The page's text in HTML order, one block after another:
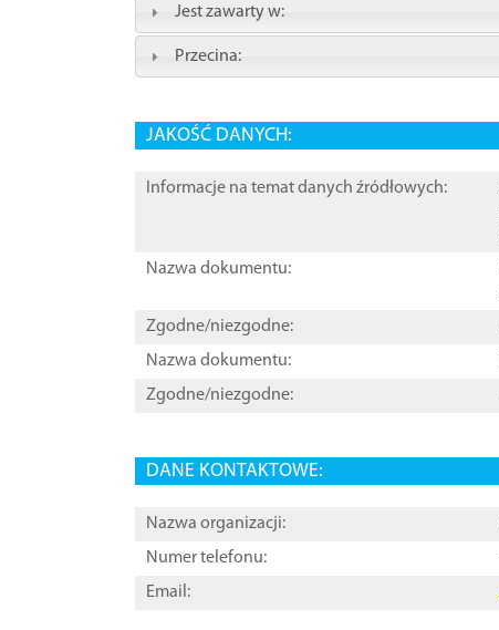
Jest zawarty w:
Przecina:
JAKOŚĆ DANYCH:
Informacje na temat danych źródłowych:
Nazwa dokumentu:
Zgodne/niezgodne:
Nazwa dokumentu:
Zgodne/niezgodne:
DANE KONTAKTOWE:
Nazwa organizacji:
Numer telefonu:
Email: